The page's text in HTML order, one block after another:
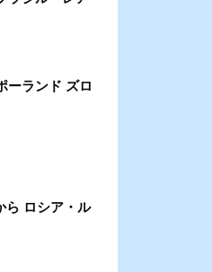
ランド ズロ
ロシア・ル